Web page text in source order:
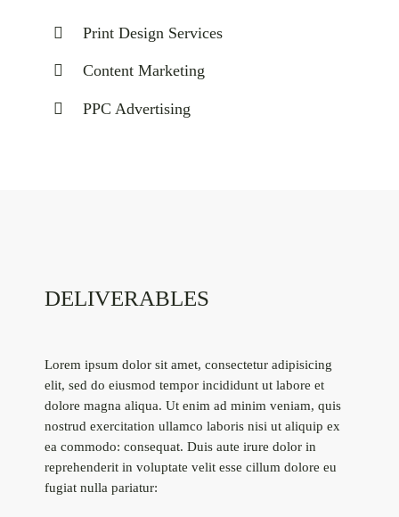
Print Design Services
Content Marketing
PPC Advertising
DELIVERABLES
Lorem ipsum dolor sit amet, consectetur adipisicing
elit, sed do eiusmod tempor incididunt ut labore et
dolore magna aliqua. Ut enim ad minim veniam, quis
nostrud exercitation ullamco laboris nisi ut aliquip ex
ea commodo: consequat. Duis aute irure dolor in
reprehenderit in voluptate velit esse cillum dolore eu
fugiat nulla pariatur: